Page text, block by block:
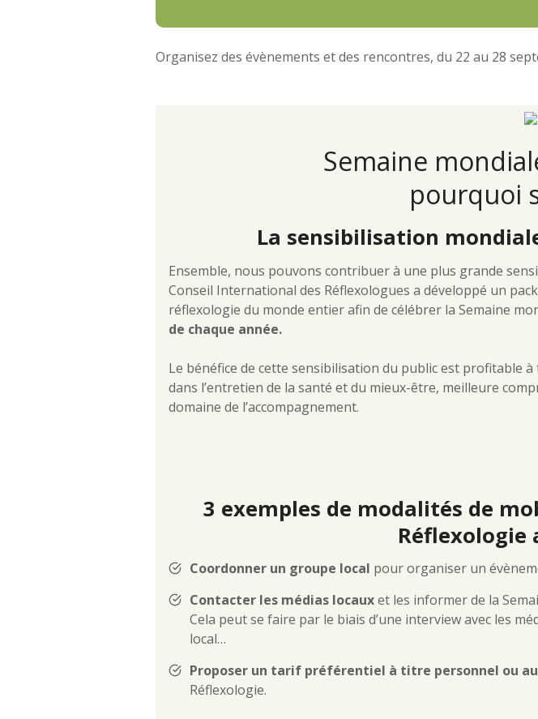
Organisez des évènements et des rencontres, du 22 au 28
Semaine
pourquoi
La sensibilisation
Ensemble, nous pouvons contribuer à une plus grande
Conseil International des Réflexologues a développé un
réflexologie du monde entier afin de célébrer la Semaine
de chaque année.
Le bénéfice de cette sensibilisation du public est profitable
dans l’entretien de la santé et du mieux-être, meilleure
domaine de l’accompagnement.
3 exemples de modalités de
Réflexologie
Coordonner un groupe local pour organiser un
Contacter les médias locauxet les informer de la
Cela peut se faire par le biais d’une interview avec les
local…
Proposer un tarif préférentiel à titre personnel ou au
Réflexologie.